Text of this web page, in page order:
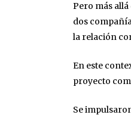
Pero más
dos
la relación
En este
proyecto
Se